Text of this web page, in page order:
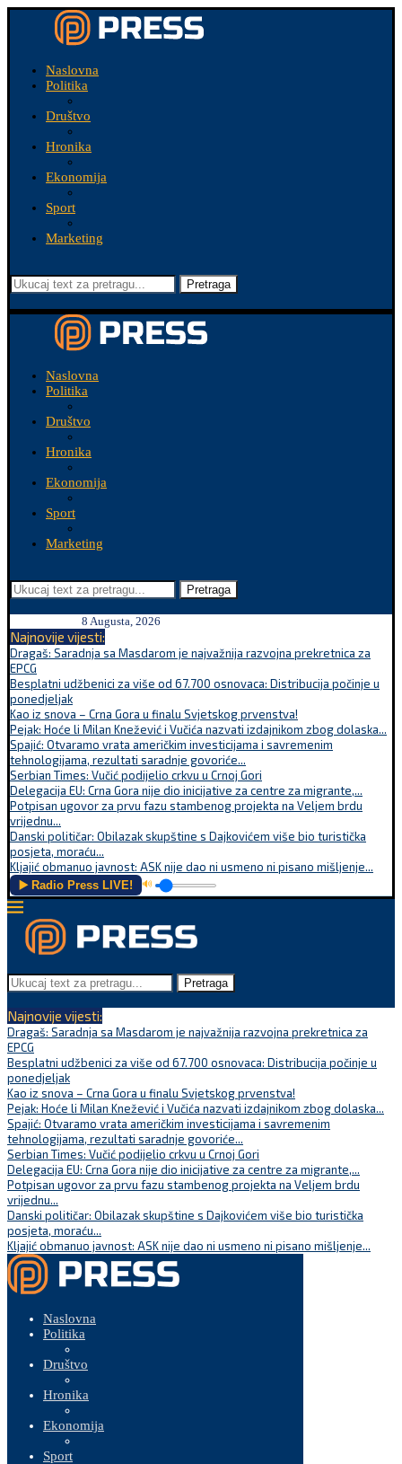
Naslovna
Politika
Društvo
Hronika
Ekonomija
Sport
Marketing
Pretraga
Naslovna
Politika
Društvo
Hronika
Ekonomija
Sport
Marketing
Pretraga
8 Augusta, 2026
Najnovije vijesti:
Dragaš: Saradnja sa Masdarom je najvažnija razvojna prekretnica za
EPCG
Besplatni udžbenici za više od 67.700 osnovaca: Distribucija počinje u
ponedjeljak
Kao iz snova – Crna Gora u finalu Svjetskog prvenstva!
Pejak: Hoće li Milan Knežević i Vučića nazvati izdajnikom zbog dolaska...
Spajić: Otvaramo vrata američkim investicijama i savremenim
tehnologijama, rezultati saradnje govoriće...
Serbian Times: Vučić podijelio crkvu u Crnoj Gori
Delegacija EU: Crna Gora nije dio inicijative za centre za migrante,...
Potpisan ugovor za prvu fazu stambenog projekta na Veljem brdu
vrijednu...
Danski političar: Obilazak skupštine s Dajkovićem više bio turistička
posjeta, moraću...
Kljajić obmanuo javnost: ASK nije dao ni usmeno ni pisano mišljenje...
▶️ Radio Press LIVE! 🔊
Pretraga
Najnovije vijesti:
Dragaš: Saradnja sa Masdarom je najvažnija razvojna prekretnica za
EPCG
Besplatni udžbenici za više od 67.700 osnovaca: Distribucija počinje u
ponedjeljak
Kao iz snova – Crna Gora u finalu Svjetskog prvenstva!
Pejak: Hoće li Milan Knežević i Vučića nazvati izdajnikom zbog dolaska...
Spajić: Otvaramo vrata američkim investicijama i savremenim
tehnologijama, rezultati saradnje govoriće...
Serbian Times: Vučić podijelio crkvu u Crnoj Gori
Delegacija EU: Crna Gora nije dio inicijative za centre za migrante,...
Potpisan ugovor za prvu fazu stambenog projekta na Veljem brdu
vrijednu...
Danski političar: Obilazak skupštine s Dajkovićem više bio turistička
posjeta, moraću...
Kljajić obmanuo javnost: ASK nije dao ni usmeno ni pisano mišljenje...
Naslovna
Politika
Društvo
Hronika
Ekonomija
Sport